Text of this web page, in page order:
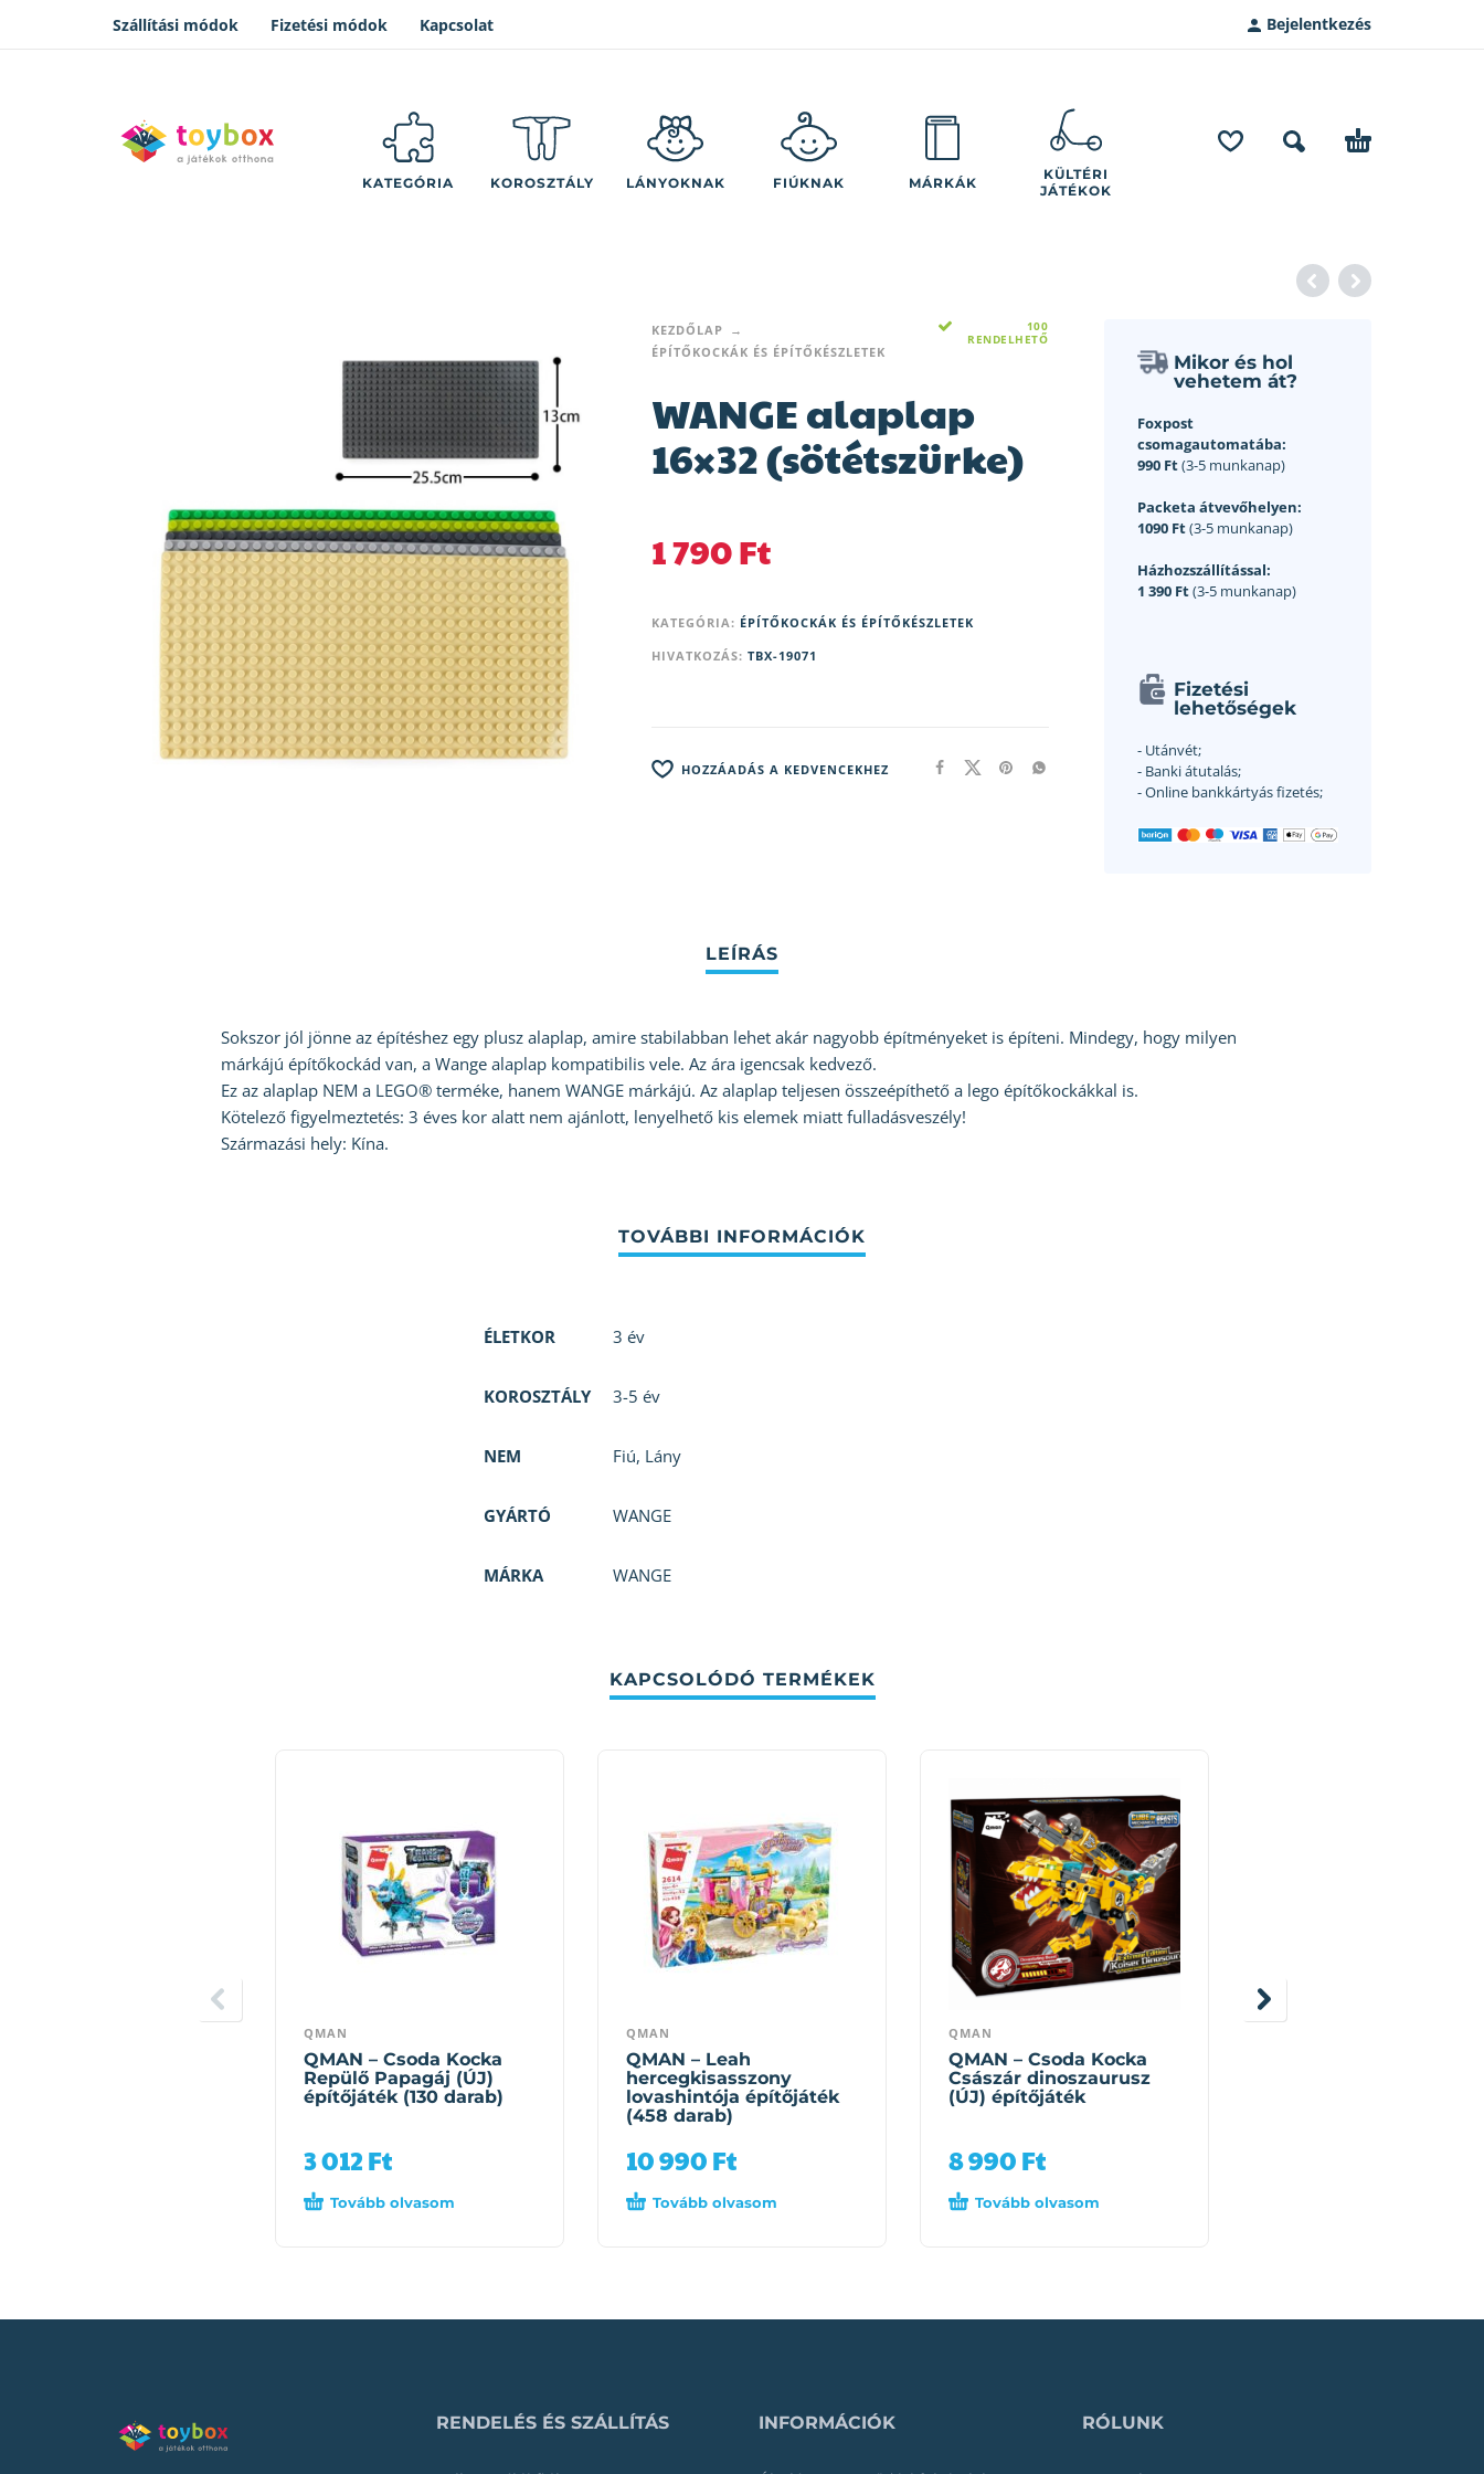
Szállítási módok Fizetési módok Kapcsolat Bejelentkezés
KATEGÓRIA KOROSZTÁLY LÁNYOKNAK FIÚKNAK MÁRKÁK
KÜLTÉRI
JÁTÉKOK
KEZDŐLAP
ÉPÍTŐKOCKÁK ÉS ÉPÍTŐKÉSZLETEK
100
RENDELHETŐ
WANGE alaplap
16×32 (sötétszürke)
1 790Ft
KATEGÓRIA: ÉPÍTŐKOCKÁK ÉS ÉPÍTŐKÉSZLETEK
HIVATKOZÁS: TBX-19071
HOZZÁADÁS A KEDVENCEKHEZ
Mikor és hol
vehetem át?
Foxpost
csomagautomatába:
990 Ft(3-5 munkanap)
Packeta átvevőhelyen:
1090 Ft(3-5 munkanap)
Házhozszállítással:
1 390 Ft(3-5 munkanap)
Fizetési
lehetőségek
- Utánvét;
- Banki átutalás;
- Online bankkártyás fizetés;
Sokszor jól jönne az építéshez egy plusz alaplap, amire stabilabban lehet akár nagyobb építményeket is építeni. Mindegy, hogy milyen
márkájú építőkockád van, a Wange alaplap kompatibilis vele. Az ára igencsak kedvező.
Ez az alaplap NEM a LEGO® terméke, hanem WANGE márkájú. Az alaplap teljesen összeépíthető a lego építőkockákkal is.
Kötelező figyelmeztetés: 3 éves kor alatt nem ajánlott, lenyelhető kis elemek miatt fulladásveszély!
Származási hely: Kína.
ÉLETKOR 3 év
KOROSZTÁLY 3-5 év
NEM Fiú, Lány
GYÁRTÓ WANGE
MÁRKA WANGE
KAPCSOLÓDÓ TERMÉKEK
QMAN
QMAN – Csoda Kocka
Repülő Papagáj (ÚJ)
építőjáték (130 darab)
3 012Ft
Tovább olvasom
QMAN
QMAN – Leah
hercegkisasszony
lovashintója építőjáték
(458 darab)
10 990Ft
Tovább olvasom
QMAN
QMAN – Csoda Kocka
Császár dinoszaurusz
(ÚJ) építőjáték
8 990Ft
Tovább olvasom
RENDELÉS ÉS SZÁLLÍTÁS INFORMÁCIÓK RÓLUNK